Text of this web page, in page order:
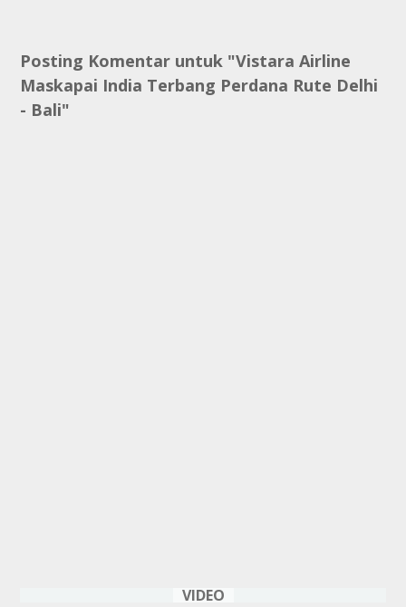
Posting Komentar untuk "Vistara Airline
Maskapai India Terbang Perdana Rute Delhi
- Bali"
VIDEO